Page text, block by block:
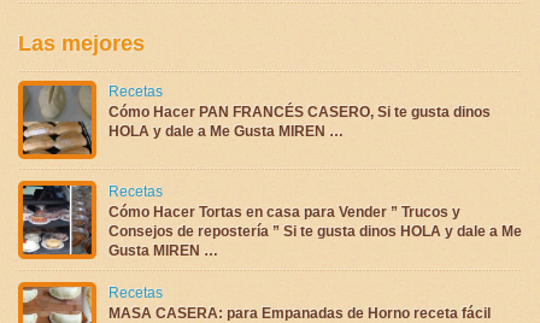
Las mejores
Recetas
Cómo Hacer PAN FRANCÉS CASERO, Si te gusta dinos
HOLA y dale a Me Gusta MIREN …
Recetas
Cómo Hacer Tortas en casa para Vender ” Trucos y
Consejos de repostería ” Si te gusta dinos HOLA y dale a Me
Gusta MIREN …
Recetas
MASA CASERA: para Empanadas de Horno receta fácil